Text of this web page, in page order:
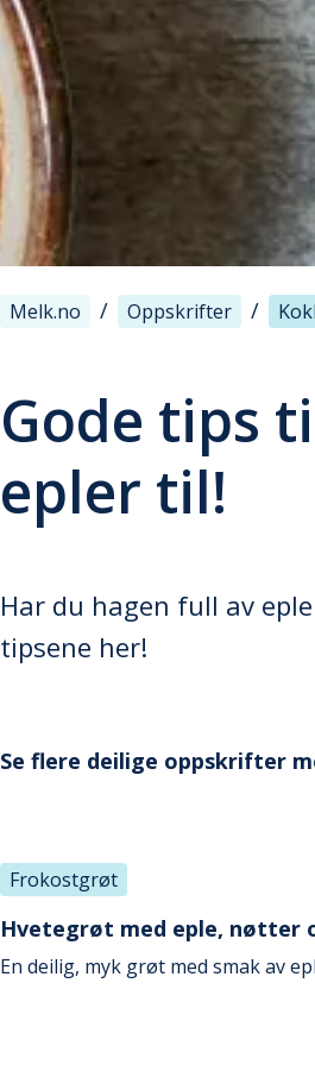
Melk.no / Oppskrifter /
Gode tips
epler til!
Har du hagen full av
tipsene her!
Se flere deilige oppskrifter
Frokostgrøt
Hvetegrøt med eple, nøtter
En deilig, myk grøt med smak av